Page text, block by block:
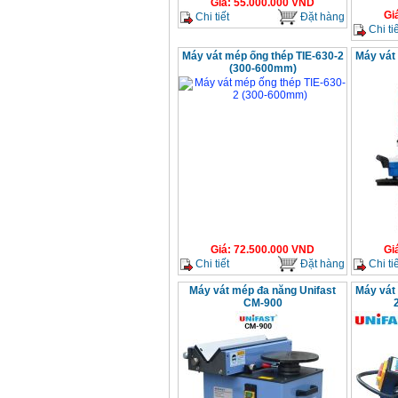
Giá: 55.000.000 VND
Chi tiết
Đặt hàng
Chi
Máy vát mép ống thép TIE-630-2
(300-600mm)
Giá: 72.500.000 VND
Chi tiết
Đặt hàng
Máy vát
Chi
Máy vát mép đa năng Unifast
CM-900
Máy